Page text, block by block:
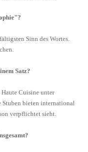
Sinn des Wortes.
Satz?
Cuisine unter
Stuben bieten international
verpflichtet sieht.